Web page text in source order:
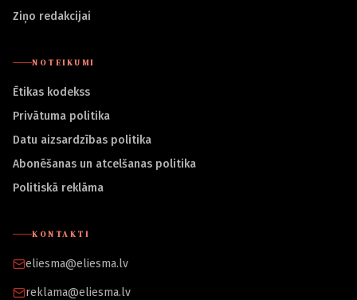
Ziņo redakcijai
NOTEIKUMI
Ētikas kodekss
Privātuma politika
Datu aizsardzības politika
Abonēšanas un atcelšanas politika
Politiskā reklāma
KONTAKTI
eliesma@eliesma.lv
reklama@eliesma.lv